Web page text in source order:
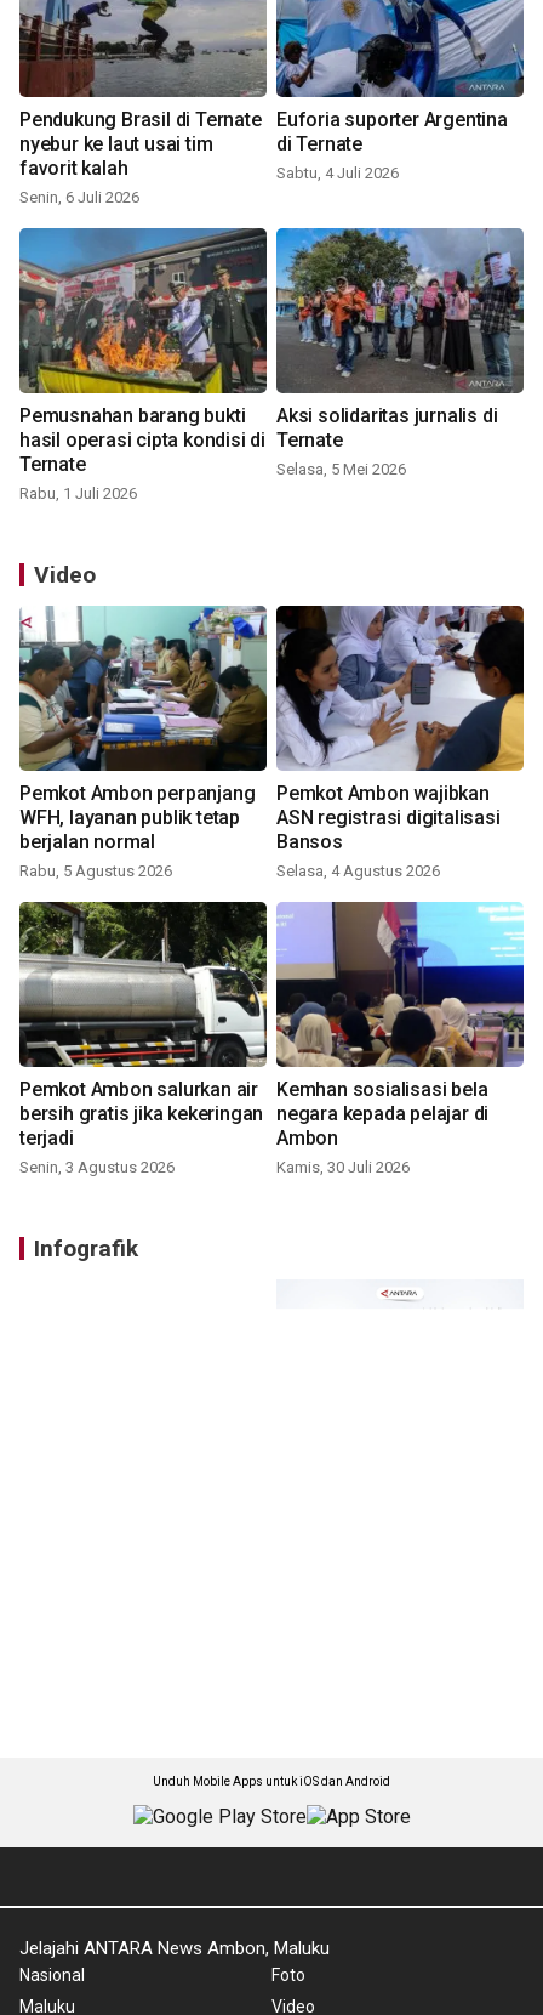
Pendukung Brasil di Ternate
nyebur ke laut usai tim
favorit kalah
Senin, 6 Juli 2026
Euforia suporter Argentina
di Ternate
Sabtu, 4 Juli 2026
Pemusnahan barang bukti
hasil operasi cipta kondisi di
Ternate
Rabu, 1 Juli 2026
Aksi solidaritas jurnalis di
Ternate
Selasa, 5 Mei 2026
Video
Pemkot Ambon perpanjang
WFH, layanan publik tetap
berjalan normal
Rabu, 5 Agustus 2026
Pemkot Ambon wajibkan
ASN registrasi digitalisasi
Bansos
Selasa, 4 Agustus 2026
Pemkot Ambon salurkan air
bersih gratis jika kekeringan
terjadi
Senin, 3 Agustus 2026
Kemhan sosialisasi bela
negara kepada pelajar di
Ambon
Kamis, 30 Juli 2026
Infografik
Unduh Mobile Apps untuk iOS dan Android
Jelajahi ANTARA News Ambon, Maluku
Nasional
Maluku
Foto
Video